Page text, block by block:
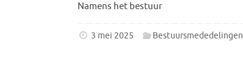
Namens het bestuur
3 mei 2025 Bestuursmededelingen